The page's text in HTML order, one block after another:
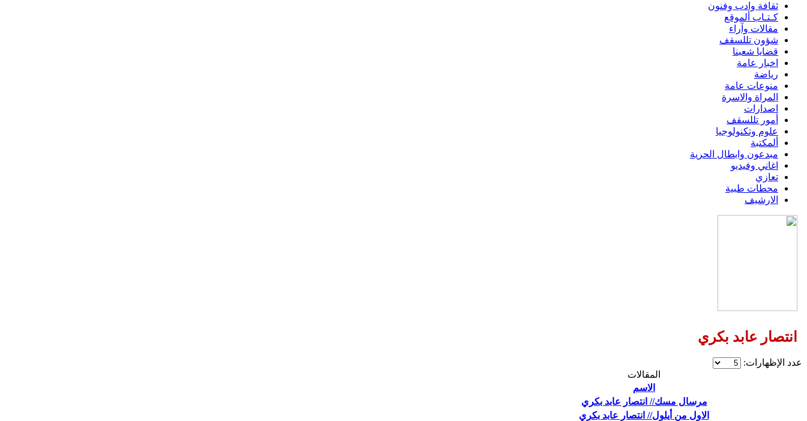
ثقافة وادب وفنون
كـتـاب ألموقع
مقالات وآراء
شؤون تللسقف
قضايا شعبنا
اخبار عامة
رياضة
منوعات عامة
المراة والاسرة
اصدارات
أمور تللسقف
علوم وتكنولوجيا
ألمكتبة
مبدعون وابطال الحرية
اغاني وفيديو
تعازي
محطات طبية
الارشيف
انتصار عابد بكري
عدد الإظهارات:
المقالات
الاسم
مرسال مسك// انتصار عابد بكري
الاول من أيلول// انتصار عابد بكري